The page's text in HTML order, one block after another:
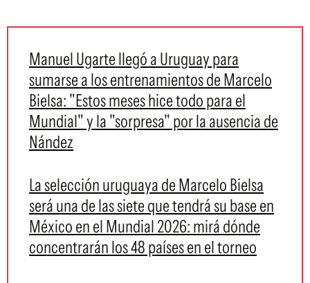
Manuel Ugarte llegó a Uruguay para
sumarse a los entrenamientos de Marcelo
Bielsa: "Estos meses hice todo para el
Mundial" y la "sorpresa" por la ausencia de
Nández
La selección uruguaya de Marcelo Bielsa
será una de las siete que tendrá su base en
México en el Mundial 2026: mirá dónde
concentrarán los 48 países en el torneo